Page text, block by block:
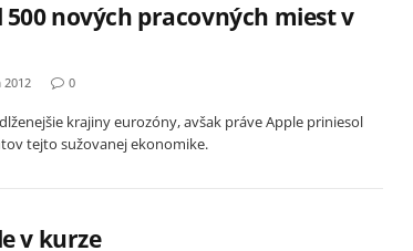
nových pracovných miest v
2012 0
krajiny eurozóny, avšak práve Apple priniesol
tejto sužovanej ekonomike.
v kurze